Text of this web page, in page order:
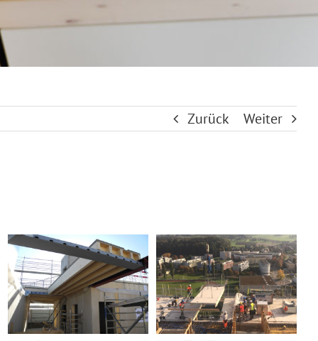
Zurück Weiter